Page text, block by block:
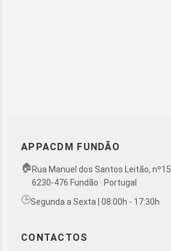
APPACDM FUNDÃO
🏠 Rua Manuel dos Santos Leitão, nº15
6230-476 Fundão · Portugal
🕒Segunda a Sexta | 08:00h - 17:30h
CONTACTOS